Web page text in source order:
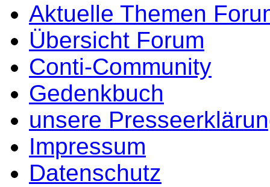
Aktuelle Themen
Übersicht Forum
Conti-Community
Gedenkbuch
unsere
Impressum
Datenschutz